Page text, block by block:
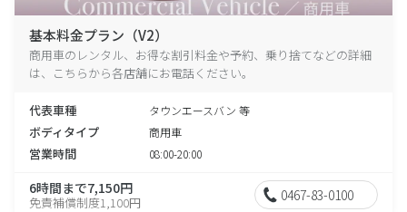
基本料金プラン（V2）
商用車のレンタル、お得な割引料金や予約、乗り捨てなどの詳細
は、こちらから各店舗にお電話ください。
代表車種 タウンエースバン 等
ボディタイプ 商用車
営業時間 08:00-20:00
6時間まで7,150円
免責補償制度1,100円 0467-83-0100